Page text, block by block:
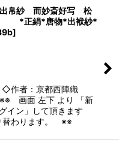
出帛紗 而妙斎好写 松
*正絹*唐物*出袱紗*
]
者：京都西陣織
面 左下 より 「新
イン」して頂きます
替わります。 ※※